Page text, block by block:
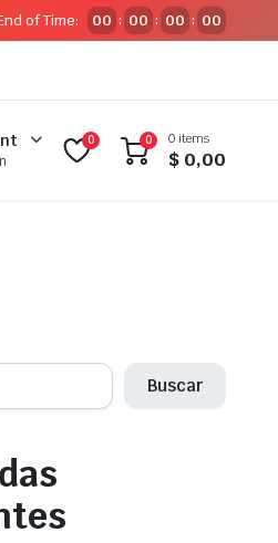
of Time: 00 : 00 : 00 : 00
0 0 0 items
$ 0,00
Buscar